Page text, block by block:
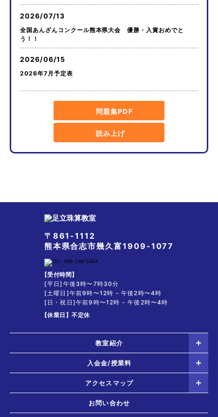
2026/07/13
全国あんざんコンクール熊本県大会 優勝・入賞おめでと
う！！
2026/06/15
2026年7月予定表
問題集PDF
読み上げ
〒861-1112
熊本県合志市幾久富1909-1077
【受付時間】
[平日]午後3時〜7時30分
[土曜日]午前9時〜12時 - 午後2時〜4時
[日・祝日]午前9時〜12時 - 午後2時〜4時
【休業日】不定休
教室紹介
入会金/授業料
アクセスマップ
お問い合わせ